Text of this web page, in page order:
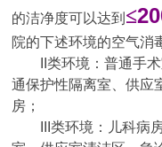
的洁净度可以达到 ≤
院的下述环境的空气消
II类环境：普通手
通保护性隔离室、供应
房；
III类环境：儿科病